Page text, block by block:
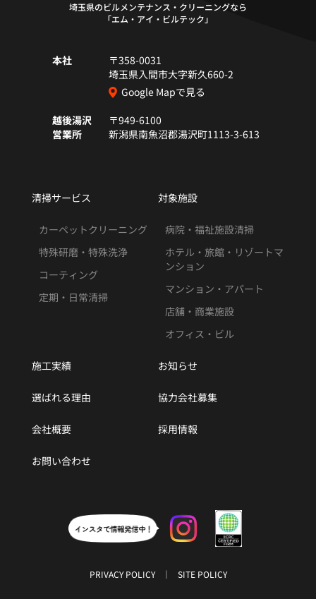
埼玉県のビルメンテナンス・クリーニングなら
「エム・アイ・ビルテック」
本社
〒358-0031
埼玉県入間市大字新久660-2
Google Mapで見る
越後湯沢
営業所
〒949-6100
新潟県南魚沼郡湯沢町1113-3-613
清掃サービス
カーペットクリーニング
特殊研磨・特殊洗浄
コーティング
定期・日常清掃
対象施設
病院・福祉施設清掃
ホテル・旅館・リゾートマ
ンション
マンション・アパート
店舗・商業施設
オフィス・ビル
施工実績
選ばれる理由
会社概要
お問い合わせ
お知らせ
協力会社募集
採用情報
PRIVACY POLICY SITE POLICY